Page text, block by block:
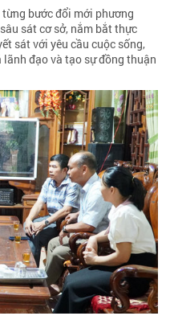
bước đổi mới phương
sát cơ sở, nắm bắt thực
sát với yêu cầu cuộc sống,
đạo và tạo sự đồng thuận